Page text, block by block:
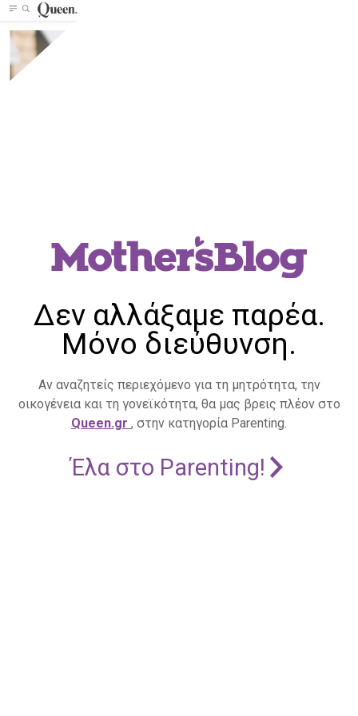
Δεν αλλάξαμε παρέα.
Μόνο διεύθυνση.
Αν αναζητείς περιεχόμενο για τη μητρότητα, την
οικογένεια και τη γονεϊκότητα, θα μας βρεις πλέον στο
Queen.gr , στην κατηγορία Parenting.
Έλα στο Parenting!